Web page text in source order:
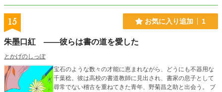
15 お気に入り追加 1
朱墨口紅 ——彼らは書の道を愛した
とかげのしっぽ
宝石のような数々の才能に恵まれながら、どうにも不器用な
千葉稔。彼は高校の書道教師に見出され、書家の息子として
尋常でない稽古を重ねてきた青年、野菊昌之助と出会う。 ブ